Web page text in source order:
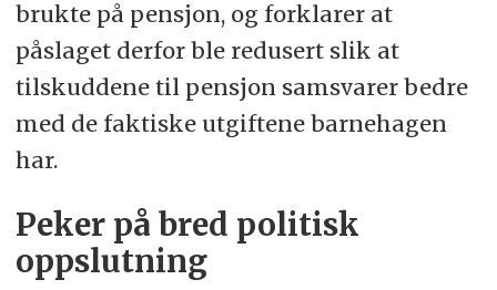
brukte på pensjon, og forklarer at
påslaget derfor ble redusert slik at
tilskuddene til pensjon samsvarer bedre
med de faktiske utgiftene barnehagen
har.
Peker på bred politisk
oppslutning